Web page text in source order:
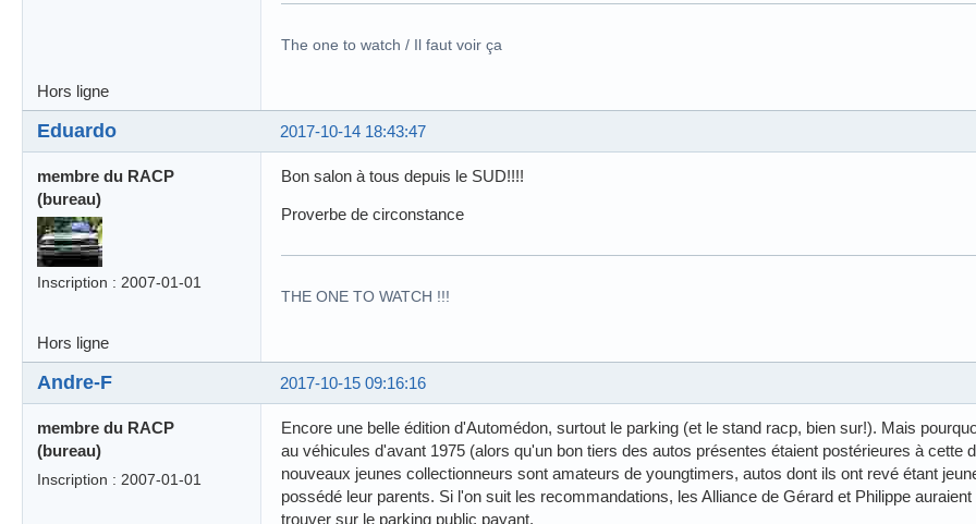
The one to watch / Il faut voir ça
Hors ligne
2017-10-14 18:43:47
Eduardo
membre du RACP
(bureau)
Inscription : 2007-01-01
Bon salon à tous depuis le SUD!!!!
Proverbe de circonstance
THE ONE TO WATCH !!!
Hors ligne
2017-10-15 09:16:16
Andre-F
membre du RACP
(bureau)
Inscription : 2007-01-01
Encore une belle édition d'Automédon, surtout le parking (et le stand racp, bien sur!). Mais
au véhicules d'avant 1975 (alors qu'un bon tiers des autos présentes étaient postérieures à cette
nouveaux jeunes collectionneurs sont amateurs de youngtimers, autos dont ils ont revé étant
possédé leur parents. Si l'on suit les recommandations, les Alliance de Gérard et Philippe auraient
trouver sur le parking public payant.